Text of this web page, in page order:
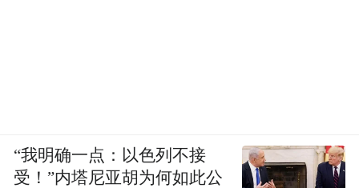
“我明确一点：以色列不接
受！”内塔尼亚胡为何如此公